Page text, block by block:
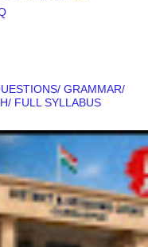
GRAMMAR/
FULL SYLLABUS